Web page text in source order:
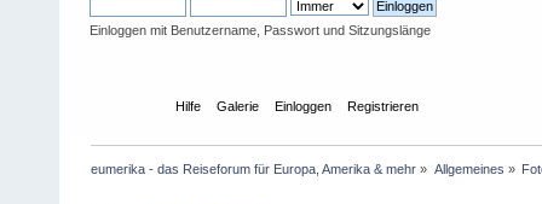
Einloggen mit Benutzername, Passwort und Sitzungslänge
Hilfe Galerie Einloggen Registrieren
eumerika - das Reiseforum für Europa, Amerika & mehr » Allgemeines »